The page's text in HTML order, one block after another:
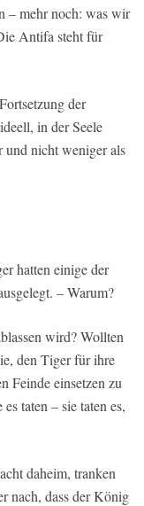
– mehr noch: was wir
Antifa steht für
der
in der Seele
und nicht weniger als
hatten einige der
– Warum?
wird? Wollten
den Tiger für ihre
Feinde einsetzen zu
taten – sie taten es,
daheim, tranken
nach, dass der König